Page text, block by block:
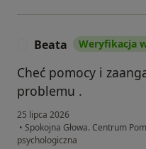
Beata Weryfikacja
Cheć pomocy i
problemu .
25 lipca 2026
• Spokojna Głowa. Centrum
psychologiczna